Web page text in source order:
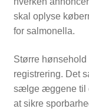
skal oplyse
for salmonella.
Større hønsehold
registrering. Det
sælge æggene til
at sikre